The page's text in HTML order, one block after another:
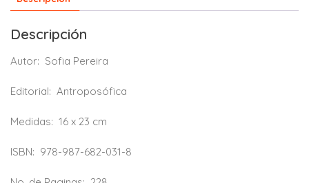
Descripción
Autor: Sofia Pereira
Editorial: Antroposófica
Medidas: 16 x 23 cm
ISBN: 978-987-682-031-8